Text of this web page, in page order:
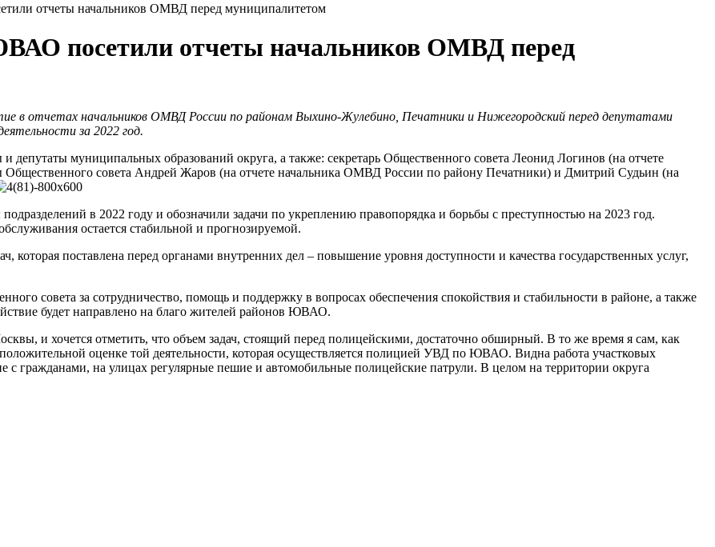
отчеты начальников ОМВД перед муниципалитетом
посетили отчеты начальников ОМВД перед
в отчетах начальников ОМВД России по районам Выхино-Жулебино, Печатники и Нижегородский перед депутатами
за 2022 год.
муниципальных образований округа, а также: секретарь Общественного совета Леонид Логинов (на отчете
совета Андрей Жаров (на отчете начальника ОМВД России по району Печатники) и Дмитрий Судьин (на
в 2022 году и обозначили задачи по укреплению правопорядка и борьбы с преступностью на 2023 год.
остается стабильной и прогнозируемой.
которая поставлена перед органами внутренних дел – повышение уровня доступности и качества государственных услуг,
совета за сотрудничество, помощь и поддержку в вопросах обеспечения спокойствия и стабильности в районе, а также
будет направлено на благо жителей районов ЮВАО.
и хочется отметить, что объем задач, стоящий перед полицейскими, достаточно обширный. В то же время я сам, как
оценке той деятельности, которая осуществляется полицией УВД по ЮВАО. Видна работа участковых
с гражданами, на улицах регулярные пешие и автомобильные полицейские патрули. В целом на территории округа